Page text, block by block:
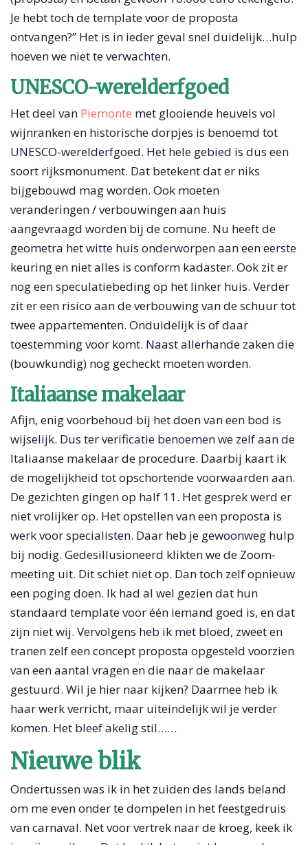
Je hebt toch de template voor de proposta
ontvangen?” Het is in ieder geval snel duidelijk…hulp
hoeven we niet te verwachten.
UNESCO-werelderfgoed
Het deel van Piemonte met glooiende heuvels vol
wijnranken en historische dorpjes is benoemd tot
UNESCO-werelderfgoed. Het hele gebied is dus een
soort rijksmonument. Dat betekent dat er niks
bijgebouwd mag worden. Ook moeten
veranderingen / verbouwingen aan huis
aangevraagd worden bij de comune. Nu heeft de
geometra het witte huis onderworpen aan een eerste
keuring en niet alles is conform kadaster. Ook zit er
nog een speculatiebeding op het linker huis. Verder
zit er een risico aan de verbouwing van de schuur tot
twee appartementen. Onduidelijk is of daar
toestemming voor komt. Naast allerhande zaken die
(bouwkundig) nog gecheckt moeten worden.
Italiaanse makelaar
Afijn, enig voorbehoud bij het doen van een bod is
wijselijk. Dus ter verificatie benoemen we zelf aan de
Italiaanse makelaar de procedure. Daarbij kaart ik
de mogelijkheid tot opschortende voorwaarden aan.
De gezichten gingen op half 11. Het gesprek werd er
niet vrolijker op. Het opstellen van een proposta is
werk voor specialisten. Daar heb je gewoonweg hulp
bij nodig. Gedesillusioneerd klikten we de Zoom-
meeting uit. Dit schiet niet op. Dan toch zelf opnieuw
een poging doen. Ik had al wel gezien dat hun
standaard template voor één iemand goed is, en dat
zijn niet wij. Vervolgens heb ik met bloed, zweet en
tranen zelf een concept proposta opgesteld voorzien
van een aantal vragen en die naar de makelaar
gestuurd. Wil je hier naar kijken? Daarmee heb ik
haar werk verricht, maar uiteindelijk wil je verder
komen. Het bleef akelig stil……
Nieuwe blik
Ondertussen was ik in het zuiden des lands beland
om me even onder te dompelen in het feestgedruis
van carnaval. Net voor vertrek naar de kroeg, keek ik